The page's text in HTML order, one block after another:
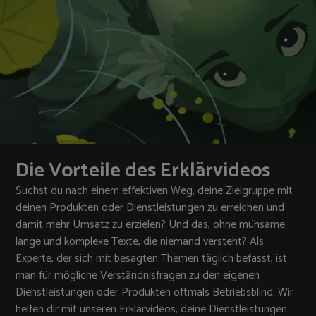
Die Vorteile des Erklärvideos
Suchst du nach einem effektiven Weg, deine Zielgruppe mit
deinen Produkten oder Dienstleistungen zu erreichen und
damit mehr Umsatz zu erzielen? Und das, ohne mühsame
lange und komplexe Texte, die niemand versteht? Als
Experte, der sich mit besagten Themen täglich befasst, ist
man für mögliche Verständnisfragen zu den eigenen
Dienstleistungen oder Produkten oftmals Betriebsblind. Wir
helfen dir mit unseren Erklärvideos, deine Dienstleistungen